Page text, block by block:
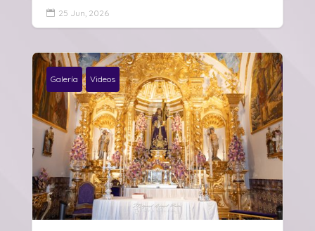
 25 Jun, 2026
Galería Videos